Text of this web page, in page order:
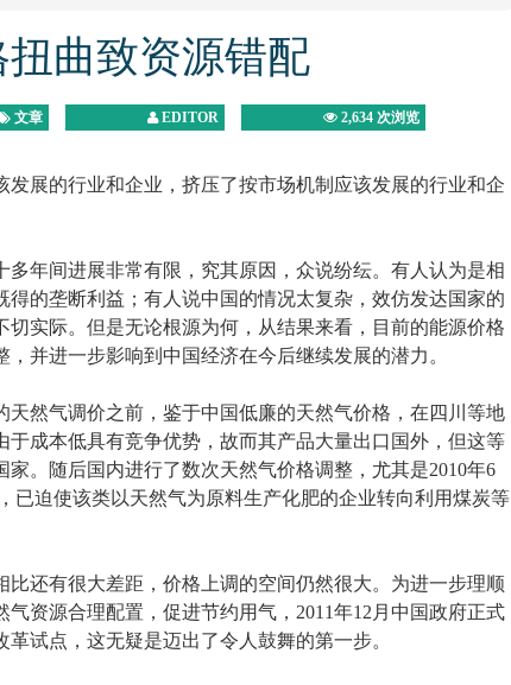
曲致资源错配
文章 EDITOR 2,634 次浏览
展的行业和企业，挤压了按市场机制应该发展的行业和企
多年间进展非常有限，究其原因，众说纷纭。有人认为是相
的垄断利益；有人说中国的情况太复杂，效仿发达国家的
实际。但是无论根源为何，从结果来看，目前的能源价格
并进一步影响到中国经济在今后继续发展的潜力。
天然气调价之前，鉴于中国低廉的天然气价格，在四川等地
成本低具有竞争优势，故而其产品大量出口国外，但这等
。随后国内进行了数次天然气价格调整，尤其是2010年6
已迫使该类以天然气为原料生产化肥的企业转向利用煤炭等
比还有很大差距，价格上调的空间仍然很大。为进一步理顺
资源合理配置，促进节约用气，2011年12月中国政府正式
试点，这无疑是迈出了令人鼓舞的第一步。